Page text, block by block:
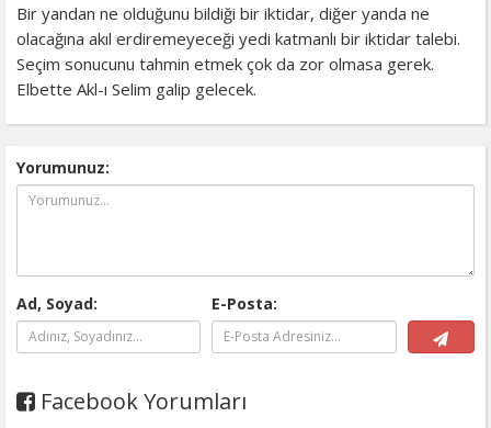
Bir yandan ne olduğunu bildiği bir iktidar, diğer yanda ne
olacağına akıl erdiremeyeceği yedi katmanlı bir iktidar talebi.
Seçim sonucunu tahmin etmek çok da zor olmasa gerek.
Elbette Akl-ı Selim galip gelecek.
Yorumunuz:
Ad, Soyad: E-Posta:
Facebook Yorumları